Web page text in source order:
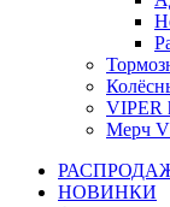
VIPER
Мерч
НОВИНКИ